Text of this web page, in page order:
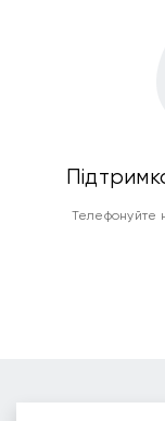
Телефонуйте